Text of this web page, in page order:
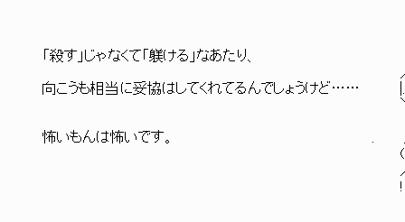
「殺す」じゃなくて「躾ける」なあたり、
／（―） （―
向こうも相当に妥協はしてくれてるんでしょうけど
＼ ｀⌒ ´
怖いもんは怖いです。
(＿) (__
／ ／ ___
!､＿__!､＿_＿